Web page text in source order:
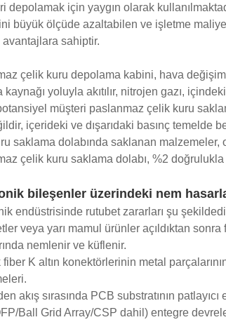
depolamak için yaygın olarak
büyük ölçüde azaltabilen ve işletme
avantajlara sahiptir.
çelik kuru depolama kabini, hava
kaynağı yoluyla akıtılır, nitrojen gazı,
müşteri paslanmaz çelik kuru
içerideki ve dışarıdaki basınç temelde
saklama dolabında saklanan
çelik kuru saklama dolabı, %2
bileşenler üzerindeki nem
endüstrisinde rutubet zararları şu
veya yarı mamul ürünler açıldıktan
nemlenir ve küflenir.
fiber K altın konektörlerinin metal
akış sırasında PCB substratının
Ball Grid Array/CSP dahil) entegre